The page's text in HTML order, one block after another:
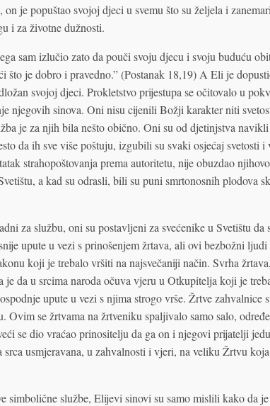
je popuštao svojoj djeci u svemu što su željela i
i za životne dužnosti.
sam izlučio zato da pouči svoju djecu i svoju buduću
što je dobro i pravedno.” (Postanak 18,19) A Eli je
svojoj djeci. Prokletstvo prijestupa se očitovalo u
njegovih sinova. Oni nisu cijenili Božji karakter niti
je za njih bila nešto obično. Oni su od djetinjstva navikli
da ih sve više poštuju, izgubili su svaki osjećaj svetosti i
strahopoštovanja prema autoritetu, nije obuzdao njihovo
a kad su odrasli, bili su puni smrtonosnih plodova
za službu, oni su postavljeni za svećenike u Svetištu da
upute u vezi s prinošenjem žrtava, ali ovi bezbožni ljudi
koji je trebalo vršiti na najsvečaniji način. Svrha
da u srcima naroda očuva vjeru u Otkupitelja koji je
upute u vezi s njima strogo vrše. Žrtve zahvalnice
Ovim se žrtvama na žrtveniku spaljivalo samo salo,
se dio vraćao prinositelju da ga on i njegovi prijatelji
srca usmjeravana, u zahvalnosti i vjeri, na veliku Žrtvu
simbolične službe, Elijevi sinovi su samo mislili kako da